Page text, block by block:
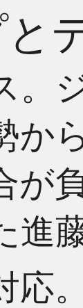
。
か
が
進
。